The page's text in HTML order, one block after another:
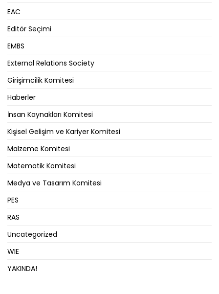
EAC
Editör Seçimi
EMBS
External Relations Society
Girişimcilik Komitesi
Haberler
İnsan Kaynakları Komitesi
Kişisel Gelişim ve Kariyer Komitesi
Malzeme Komitesi
Matematik Komitesi
Medya ve Tasarım Komitesi
PES
RAS
Uncategorized
WIE
YAKINDA!